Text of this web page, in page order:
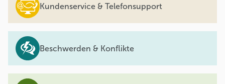
Kundenservice & Telefonsupport
Beschwerden & Konflikte